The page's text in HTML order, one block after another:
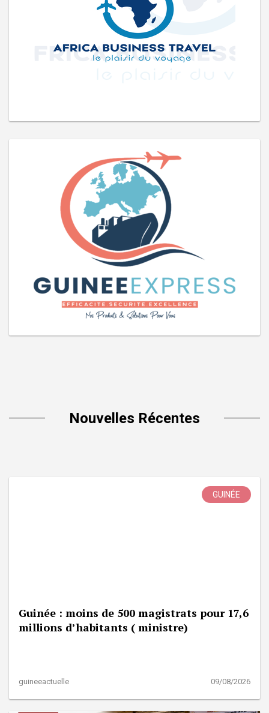
Nouvelles Récentes
GUINÉE
Guinée : moins de 500 magistrats pour 17,6
millions d’habitants ( ministre)
guineeactuelle 09/08/2026